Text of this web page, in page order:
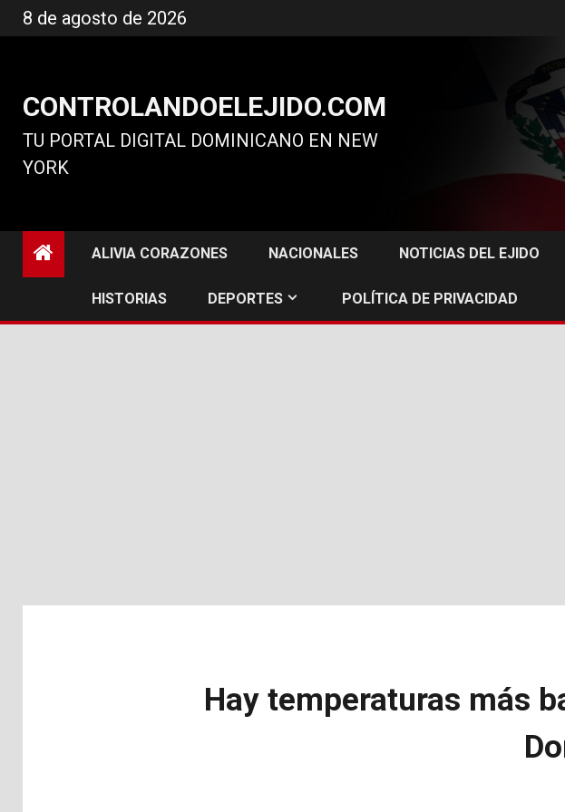
al
8 de agosto de 2026
CONTROLANDOELEJIDO.COM
TU PORTAL DIGITAL DOMINICANO EN NEW
YORK
ALIVIA CORAZONES NACIONALES NOTICIAS DEL EJIDO
HISTORIAS DEPORTES POLÍTICA DE PRIVACIDAD
Hay temperaturas más